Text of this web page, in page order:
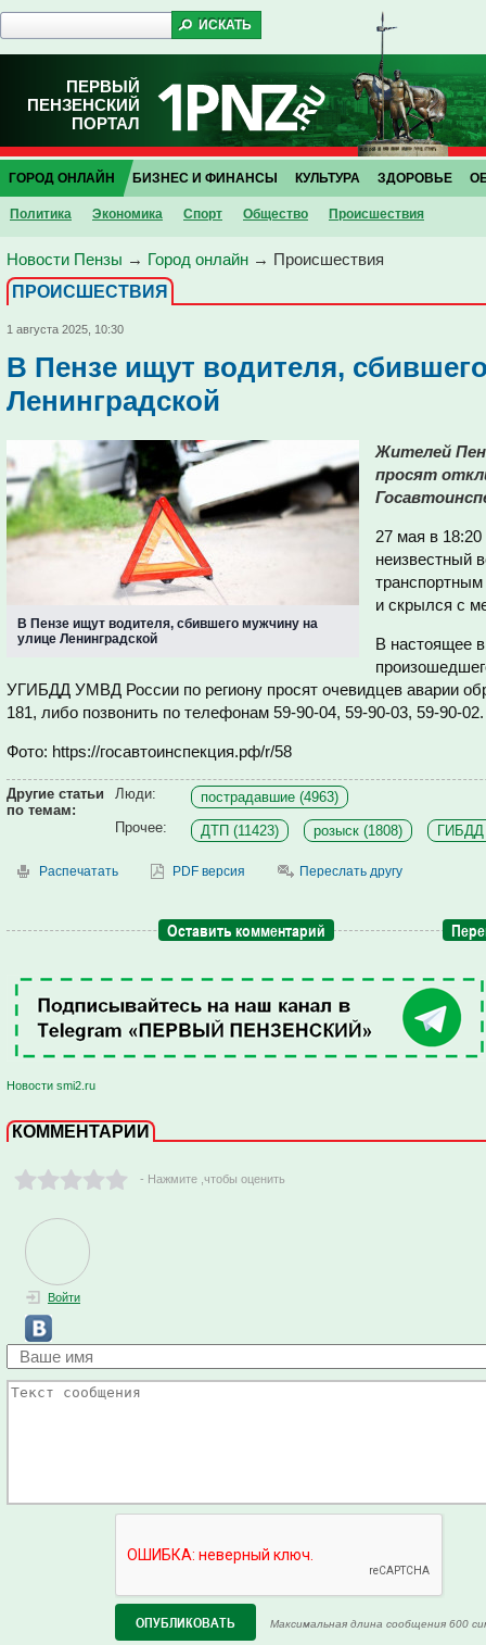
ПЕРВЫЙ
ПЕНЗЕНСКИЙ
ПОРТАЛ
ГОРОД ОНЛАЙН
Политика Экономика Спорт Общество Проиcшествия
БИЗНЕС И ФИНАНСЫ КУЛЬТУРА ЗДОРОВЬЕ
Новости Пензы → Город онлайн → Проиcшествия
ПРОИCШЕСТВИЯ
1 августа 2025, 10:30
В Пензе ищут водителя,
Ленинградской
В Пензе ищут водителя, сбившего мужчину на
улице Ленинградской
Жителей
просят
27 мая в
неизвестный
и скрылся с
В настоящее
УГИБДД УМВД России по региону просят очевидцев аварии
181, либо позвонить по телефонам 59-90-04, 59-90-03, 59-90-02.
Фото: https://госавтоинспекция.рф/r/58
Другие статьи
по темам:
Люди:
пострадавшие (4963)
Прочее:
ДТП (11423) розыск (1808) ГИБДД
Распечатать PDF версия Переслать другу
Оставить комментарий
Новости smi2.ru
КОММЕНТАРИИ
- Нажмите ,чтобы оценить
Войти
Максимальная длина сообщения 600